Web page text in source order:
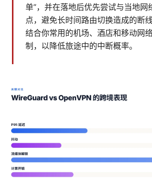
单”，并在落地后优先尝试与当地网
点，避免长时间路由切换造成的断
结合你常用的机场、酒店和移动网
制，以降低旅途中的中断概率。